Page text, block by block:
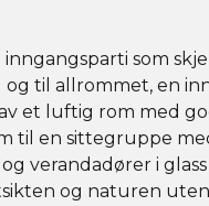
som
til allrommet, en
et luftig rom med
til en sittegruppe
verandadører i glass
og naturen